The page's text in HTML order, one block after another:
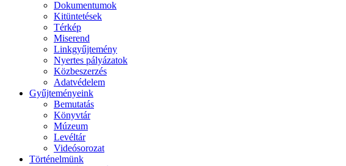
Dokumentumok
Kitüntetések
Térkép
Miserend
Linkgyűjtemény
Nyertes pályázatok
Közbeszerzés
Adatvédelem
Gyűjteményeink
Bemutatás
Könyvtár
Múzeum
Levéltár
Videósorozat
Történelmünk